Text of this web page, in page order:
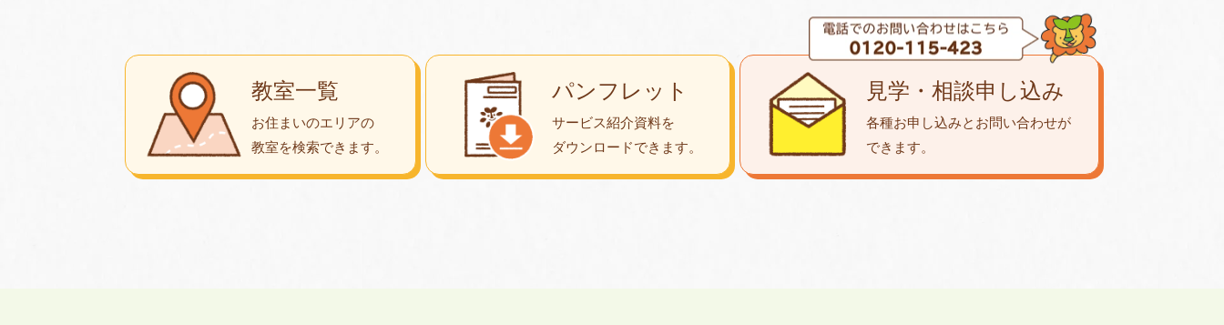
教室一覧
お住まいのエリアの
教室を検索できます。
パンフレット
サービス紹介資料を
ダウンロードできます。
見学・相談申し込み
各種お申し込みとお問い合わせが
できます。